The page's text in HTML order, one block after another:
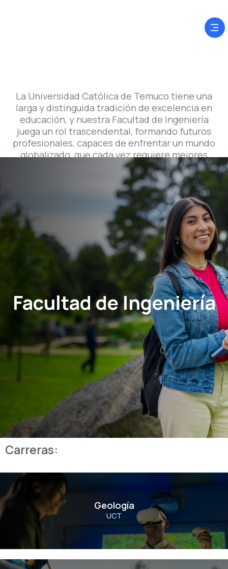
La Universidad Católica de Temuco tiene una
larga y distinguida tradición de excelencia en
educación, y nuestra Facultad de Ingeniería
juega un rol trascendental, formando futuros
profesionales, capaces de enfrentar un mundo
globalizado, que cada vez requiere mejores
personas.
Facultad de Ingeniería
Carreras:
Geología
UCT
Ver Carrera